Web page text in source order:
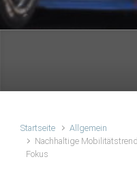
Startseite
Allgemein
Nachhaltige
Fokus